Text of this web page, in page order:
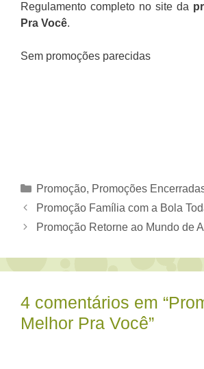
Regulamento completo no site da
Pra Você.
Sem promoções parecidas
Categorias
Promoção, Promoções
Promoção Família com a Bola
Promoção Retorne ao Mundo de
4 comentários em
Melhor Pra Você”